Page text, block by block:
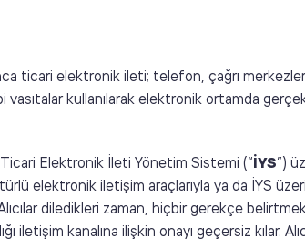
ticari elektronik ileti; telefon, çağrı
vasıtalar kullanılarak elektronik ortamda
Ticari Elektronik İleti Yönetim Sistemi (“ İYS”)
elektronik iletişim araçlarıyla ya da İYS
diledikleri zaman, hiçbir gerekçe
iletişim kanalına ilişkin onayı geçersiz kılar.